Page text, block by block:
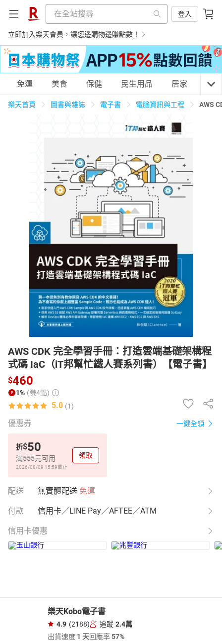
登入
立即加入樂天會員，讓您邊購物邊賺點數！
購物網分類
養生保健 民生用品
3C家電 運動休閒
男裝 化妝保養
日本購物 電子/紙本書
HOT
免運 美食 保健 民生用品 居家 3C
樂天首頁 圖書與雜誌 電子書 電腦資訊與工程 AWS
AWS CDK 完全學習手冊：打造雲端基礎架構程
式碼 IaC（iT邦幫忙鐵人賽系列書）【電子書】
$460
1% (賺4點)
5.0 (1)
優惠券 一鍵全領
折$50
滿555元可用
2026/08/09 15:59截止
領取
配送 無實體配送 免運
付款 信用卡／LINE Pay／AFTEE／ATM
信用卡優惠
樂天Kobo電子書
4.9 (2188) 追蹤 2.4萬
出貨速度 1 天回應率57%